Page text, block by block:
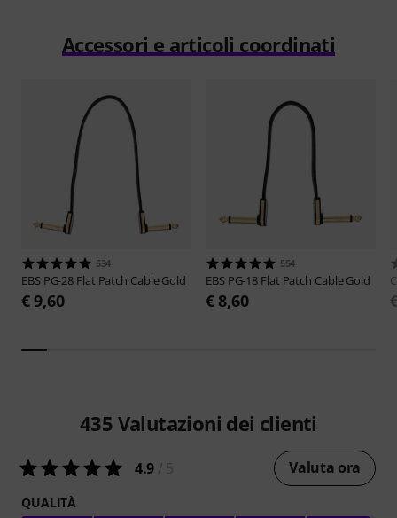
Accessori e articoli coordinati
534
EBS PG-28 Flat Patch Cable Gold
€ 9,60
554
EBS PG-18 Flat Patch Cable Gold
€ 8,60
435 Valutazioni dei clienti
4.9 Valuta ora
QUALITÀ